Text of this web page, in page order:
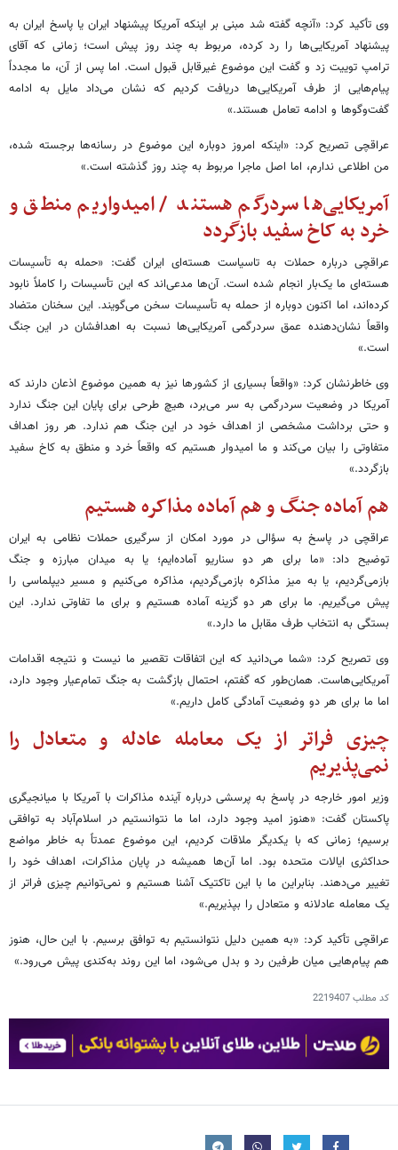
وی تأکید کرد: «آنچه گفته شد مبنی بر اینکه آمریکا پیشنهاد ایران یا پاسخ ایران به
پیشنهاد آمریکایی‌ها را رد کرده، مربوط به چند روز پیش است؛ زمانی که آقای
ترامپ توییت زد و گفت این موضوع غیرقابل قبول است. اما پس از آن، ما مجدداً
پیام‌هایی از طرف آمریکایی‌ها دریافت کردیم که نشان می‌داد مایل به ادامه
گفت‌وگوها و ادامه تعامل هستند.»
عراقچی تصریح کرد: «اینکه امروز دوباره این موضوع در رسانه‌ها برجسته شده،
من اطلاعی ندارم، اما اصل ماجرا مربوط به چند روز گذشته است.»
آمریکایی‌ها سردرگم هستند / امیدواریم منطق و
خرد به کاخ سفید بازگردد
عراقچی درباره حملات به تاسیاست هسته‌ای ایران گفت: «حمله به تأسیسات
هسته‌ای ما یک‌بار انجام شده است. آن‌ها مدعی‌اند که این تأسیسات را کاملاً نابود
کرده‌اند، اما اکنون دوباره از حمله به تأسیسات سخن می‌گویند. این سخنان متضاد
واقعاً نشان‌دهنده عمق سردرگمی آمریکایی‌ها نسبت به اهدافشان در این جنگ
است.»
وی خاطرنشان کرد: «واقعاً بسیاری از کشورها نیز به همین موضوع اذعان دارند که
آمریکا در وضعیت سردرگمی به سر می‌برد، هیچ طرحی برای پایان این جنگ ندارد
و حتی برداشت مشخصی از اهداف خود در این جنگ هم ندارد. هر روز اهداف
متفاوتی را بیان می‌کند و ما امیدوار هستیم که واقعاً خرد و منطق به کاخ سفید
بازگردد.»
هم آماده جنگ و هم آماده مذاکره هستیم
عراقچی در پاسخ به سؤالی در مورد امکان از سرگیری حملات نظامی به ایران
توضیح داد: «ما برای هر دو سناریو آماده‌ایم؛ یا به میدان مبارزه و جنگ
بازمی‌گردیم، یا به میز مذاکره بازمی‌گردیم، مذاکره می‌کنیم و مسیر دیپلماسی را
پیش می‌گیریم. ما برای هر دو گزینه آماده هستیم و برای ما تفاوتی ندارد. این
بستگی به انتخاب طرف مقابل ما دارد.»
وی تصریح کرد: «شما می‌دانید که این اتفاقات تقصیر ما نیست و نتیجه اقدامات
آمریکایی‌هاست. همان‌طور که گفتم، احتمال بازگشت به جنگ تمام‌عیار وجود دارد،
اما ما برای هر دو وضعیت آمادگی کامل داریم.»
چیزی فراتر از یک معامله عادله و متعادل را
نمی‌پذیریم
وزیر امور خارجه در پاسخ به پرسشی درباره آینده مذاکرات با آمریکا با میانجیگری
پاکستان گفت: «هنوز امید وجود دارد، اما ما نتوانستیم در اسلام‌آباد به توافقی
برسیم؛ زمانی که با یکدیگر ملاقات کردیم، این موضوع عمدتاً به خاطر مواضع
حداکثری ایالات متحده بود. اما آن‌ها همیشه در پایان مذاکرات، اهداف خود را
تغییر می‌دهند. بنابراین ما با این تاکتیک آشنا هستیم و نمی‌توانیم چیزی فراتر از
یک معامله عادلانه و متعادل را بپذیریم.»
عراقچی تأکید کرد: «به همین دلیل نتوانستیم به توافق برسیم. با این حال، هنوز
هم پیام‌هایی میان طرفین رد و بدل می‌شود، اما این روند به‌کندی پیش می‌رود.»
کد مطلب2219407